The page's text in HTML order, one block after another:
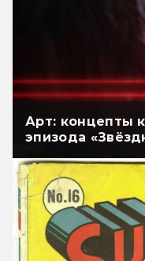
Арт: концепты
эпизода